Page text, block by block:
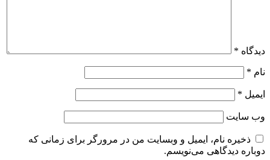
دیدگاه *
نام *
ایمیل *
وب‌ سایت
ذخیره نام، ایمیل و وبسایت من در مرورگر برای زمانی که
دوباره دیدگاهی می‌نویسم.